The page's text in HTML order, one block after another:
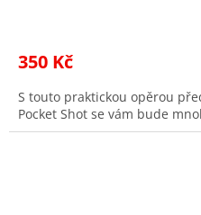
350 Kč
S touto praktickou opěrou
Pocket Shot se vám bude